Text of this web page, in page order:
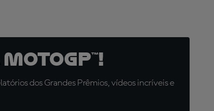
dos Grandes Prêmios, vídeos incríveis e